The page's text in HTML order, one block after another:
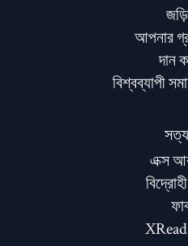
আপনার
দান
বিশ্বব্যাপী
এক্স